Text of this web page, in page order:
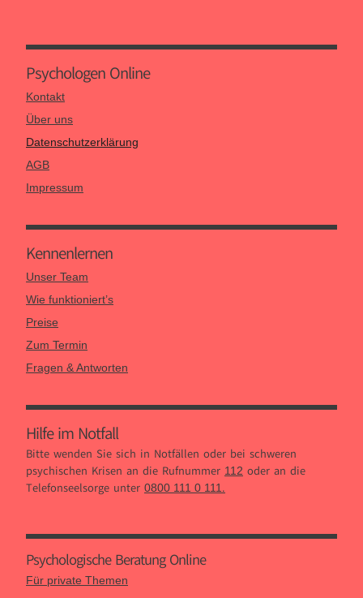
Psychologen Online
Kontakt
Über uns
Datenschutzerklärung
AGB
Impressum
Kennen­lernen
Unser Team
Wie funktioniert’s
Preise
Zum Termin
Fragen & Antworten
Hilfe im Notfall
Bitte wenden Sie sich in Notfällen oder bei schweren
psychischen Krisen an die Rufnummer 112 oder an die
Telefonseelsorge unter 0800 111 0 111 .
Psychologische Beratung Online
Für private Themen